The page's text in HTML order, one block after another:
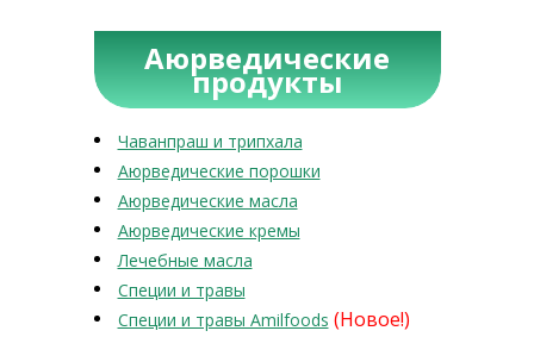
Аюрведические
продукты
Чаванпраш и трипхала
Аюрведические порошки
Аюрведические масла
Аюрведические кремы
Лечебные масла
Специи и травы
Специи и травы Amilfoods (Новое!)